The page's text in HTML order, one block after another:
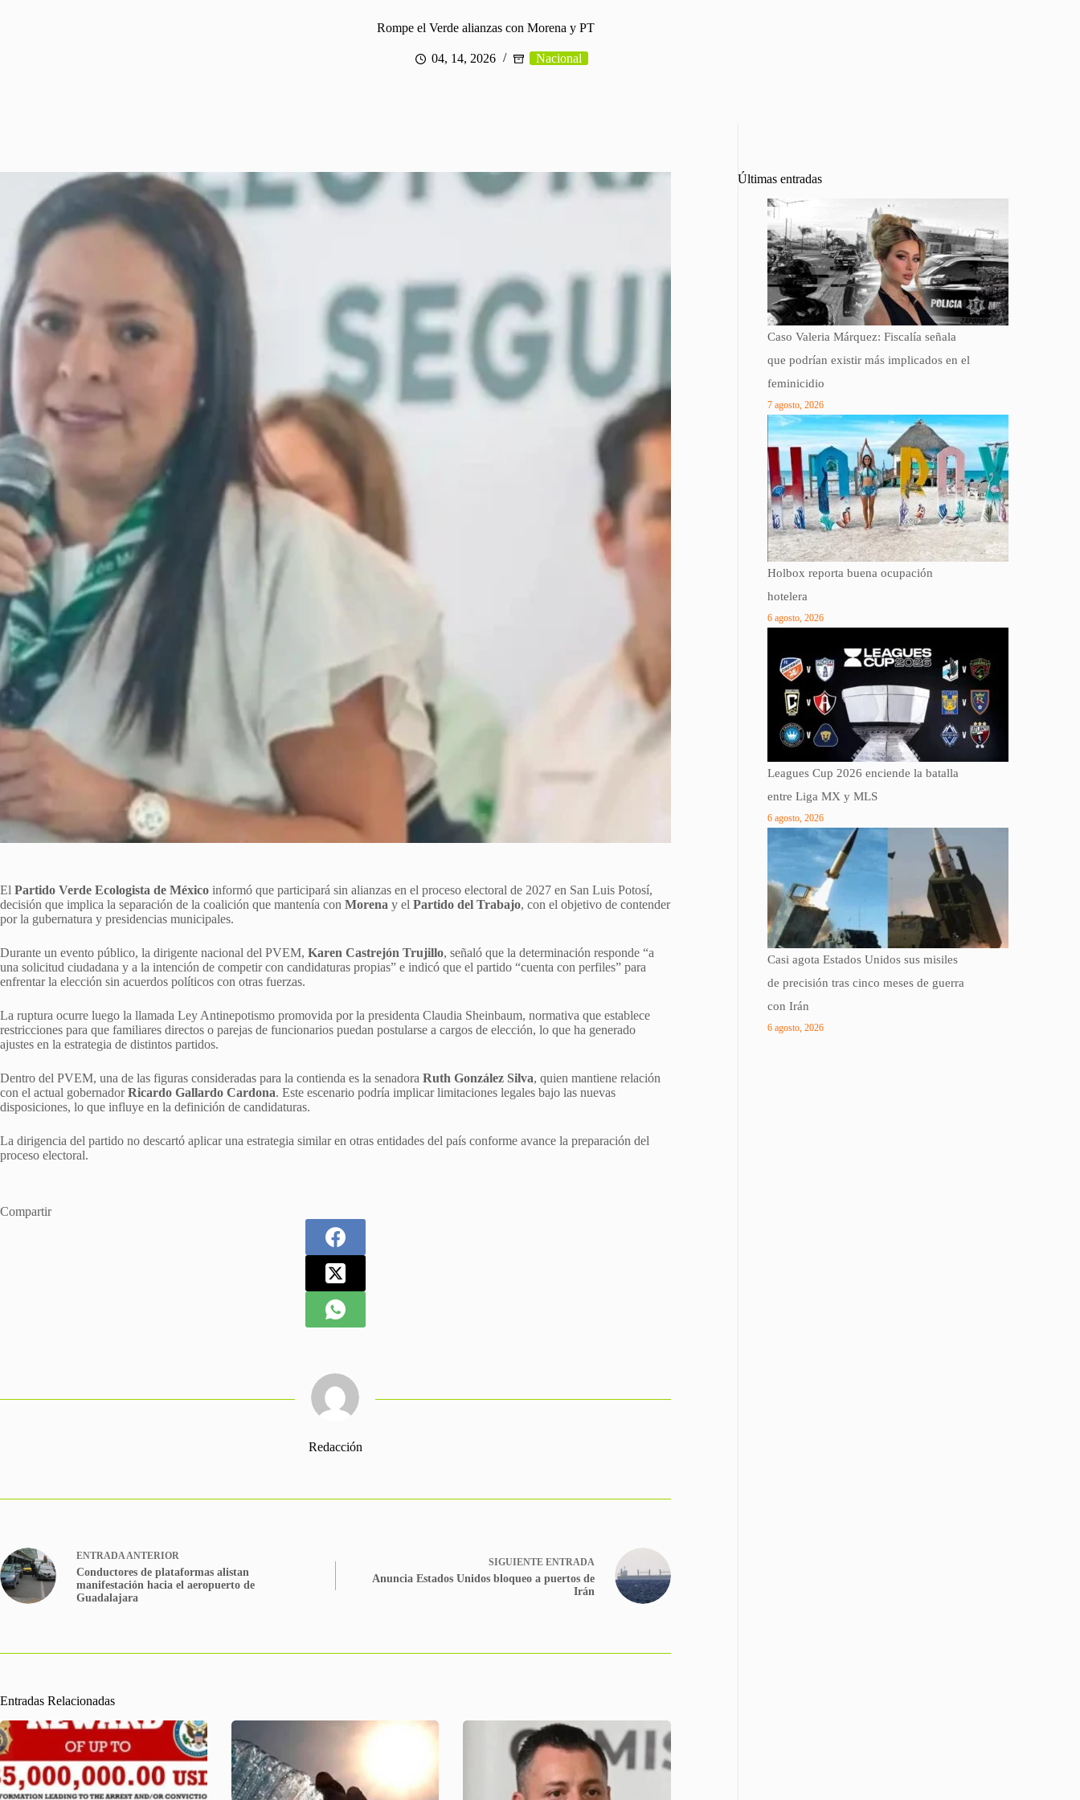
Rompe el Verde alianzas con Morena y PT
04, 14, 2026 Nacional
El Partido Verde Ecologista de México informó que participará sin alianzas en el proceso electoral de 2027 en San Luis Potosí,
decisión que implica la separación de la coalición que mantenía con Morena y el Partido del Trabajo, con el objetivo de contender
por la gubernatura y presidencias municipales.
Durante un evento público, la dirigente nacional del PVEM, Karen Castrejón Trujillo, señaló que la determinación responde “a
una solicitud ciudadana y a la intención de competir con candidaturas propias” e indicó que el partido “cuenta con perfiles” para
enfrentar la elección sin acuerdos políticos con otras fuerzas.
La ruptura ocurre luego la llamada Ley Antinepotismo promovida por la presidenta Claudia Sheinbaum, normativa que establece
restricciones para que familiares directos o parejas de funcionarios puedan postularse a cargos de elección, lo que ha generado
ajustes en la estrategia de distintos partidos.
Dentro del PVEM, una de las figuras consideradas para la contienda es la senadora Ruth González Silva, quien mantiene relación
con el actual gobernadorRicardo Gallardo Cardona. Este escenario podría implicar limitaciones legales bajo las nuevas
disposiciones, lo que influye en la definición de candidaturas.
La dirigencia del partido no descartó aplicar una estrategia similar en otras entidades del país conforme avance la preparación del
proceso electoral.
Compartir
Redacción
ENTRADA ANTERIOR
Conductores de plataformas alistan
manifestación hacia el aeropuerto de
Guadalajara
SIGUIENTE ENTRADA
Anuncia Estados Unidos bloqueo a puertos de
Irán
Entradas Relacionadas
Últimas entradas
Caso Valeria Márquez: Fiscalía señala
que podrían existir más implicados en el
feminicidio
7 agosto, 2026
Holbox reporta buena ocupación
hotelera
6 agosto, 2026
Leagues Cup 2026 enciende la batalla
entre Liga MX y MLS
6 agosto, 2026
Casi agota Estados Unidos sus misiles
de precisión tras cinco meses de guerra
con Irán
6 agosto, 2026